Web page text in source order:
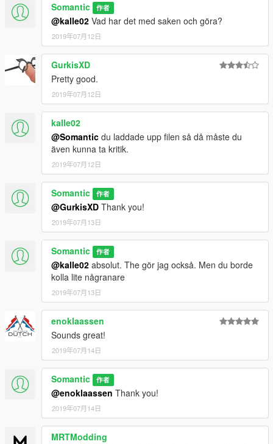
Somantic 作者
@kalle02 Vad har det med saken och göra?
2019年07月12日
GurkisXD
Pretty good.
2019年07月12日
kalle02
@Somantic du laddade upp filen så då måste du
även kunna ta kritik.
2019年07月12日
Somantic 作者
@GurkisXD Thank you!
2019年07月13日
Somantic 作者
@kalle02 absolut. The gör jag också. Men du borde
kolla lite någranare
2019年07月13日
enoklaassen
Sounds great!
2019年07月14日
Somantic 作者
@enoklaassen Thank you!
2019年07月14日
MRTModding